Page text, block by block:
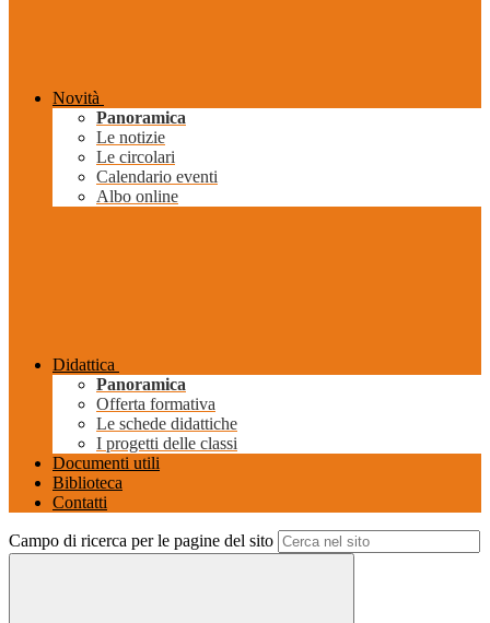
Novità
Panoramica
Le notizie
Le circolari
Calendario eventi
Albo online
Didattica
Panoramica
Offerta formativa
Le schede didattiche
I progetti delle classi
Documenti utili
Biblioteca
Contatti
Campo di ricerca per le pagine del sito